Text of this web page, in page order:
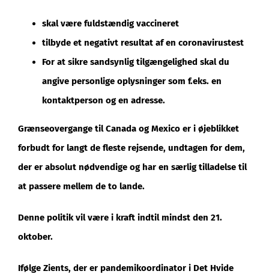
skal være fuldstændig vaccineret
tilbyde et negativt resultat af en coronavirustest
For at sikre sandsynlig tilgængelighed skal du
angive personlige oplysninger som f.eks. en
kontaktperson og en adresse.
Grænseovergange til Canada og Mexico er i øjeblikket
forbudt for langt de fleste rejsende, undtagen for dem,
der er absolut nødvendige og har en særlig tilladelse til
at passere mellem de to lande.
Denne politik vil være i kraft indtil mindst den 21.
oktober.
Ifølge Zients, der er pandemikoordinator i Det Hvide